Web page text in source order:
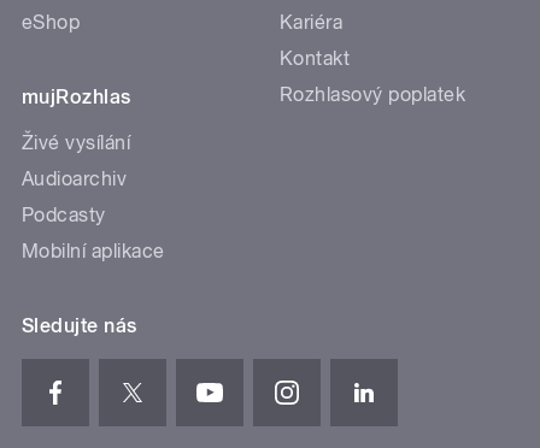
eShop
mujRozhlas
Živé vysílání
Audioarchiv
Podcasty
Mobilní aplikace
Kariéra
Kontakt
Rozhlasový poplatek
Sledujte nás